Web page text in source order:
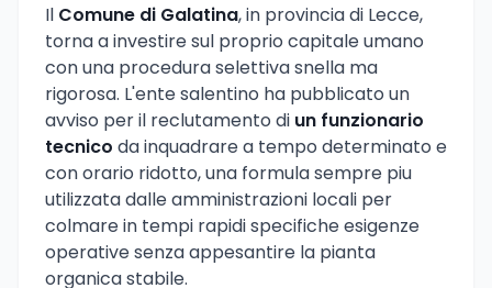
Il Comune di Galatina, in provincia di Lecce,
torna a investire sul proprio capitale umano
con una procedura selettiva snella ma
rigorosa. L'ente salentino ha pubblicato un
avviso per il reclutamento di un funzionario
tecnico da inquadrare a tempo determinato e
con orario ridotto, una formula sempre piu
utilizzata dalle amministrazioni locali per
colmare in tempi rapidi specifiche esigenze
operative senza appesantire la pianta
organica stabile.